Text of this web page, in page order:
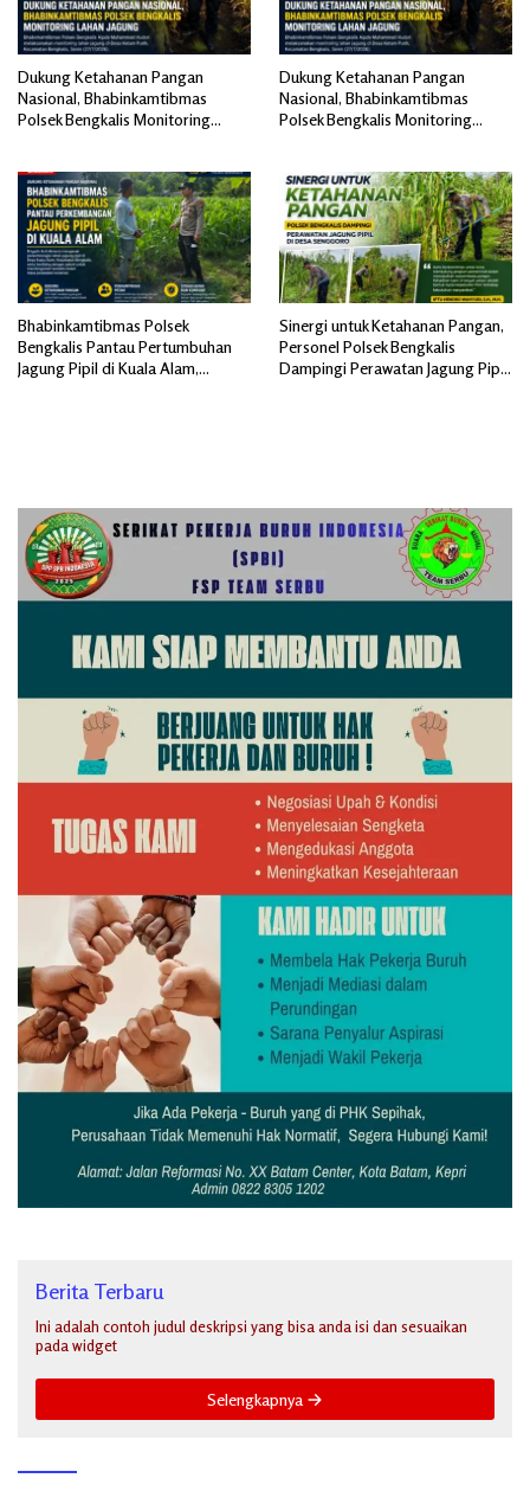
Dukung Ketahanan Pangan
Nasional, Bhabinkamtibmas
Polsek Bengkalis Monitoring
Dukung Ketahanan Pangan
Nasional, Bhabinkamtibmas
Polsek Bengkalis Monitoring
Bhabinkamtibmas Polsek
Bengkalis Pantau Pertumbuhan
Jagung Pipil di Kuala Alam,
Sinergi untuk Ketahanan Pangan,
Personel Polsek Bengkalis
Dampingi Perawatan Jagung Pipil
Berita Terbaru
Ini adalah contoh judul deskripsi yang bisa anda isi dan sesuaikan
pada widget
Selengkapnya